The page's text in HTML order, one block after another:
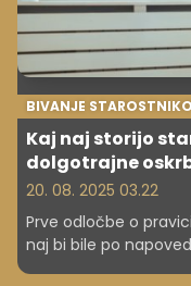
BIVANJE
Kaj naj storijo
dolgotrajne
20. 08. 2025 03.22
Prve odločbe o
naj bi bile po
ki ne bodo upravičeni